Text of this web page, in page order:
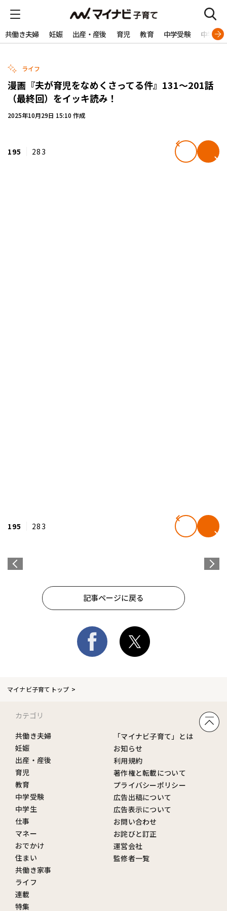
共働き夫婦 妊娠 出産・産後 育児 教育 中学受験 中学生
ライフ
漫画『夫が育児をなめくさってる件』131～201話
（最終回）をイッキ読み！
2025年10月29日 15:10 作成
195 283
195 283
記事ページに戻る
マイナビ子育てトップ
カテゴリ
共働き夫婦
妊娠
出産・産後
育児
教育
中学受験
中学生
仕事
マネー
おでかけ
住まい
共働き家事
ライフ
連載
特集
「マイナビ子育て」とは
お知らせ
利用規約
著作権と転載について
プライバシーポリシー
広告出稿について
広告表示について
お問い合わせ
お詫びと訂正
運営会社
監修者一覧